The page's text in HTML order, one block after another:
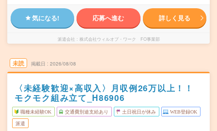
気になる! 応募へ進む 詳しく見る
派遣会社 株式会社ウィルオブ・ワーク FO事業部
未読 掲載日 2026/08/08
〈未経験歓迎×高収入〉月収例26万以上！！
モクモク組み立て_H86906
職種未経験OK 交通費別途支給あり 土日祝日が休み WEB登録OK
派遣